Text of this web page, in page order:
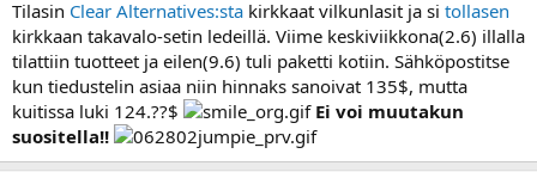
l
u
n
a
l
o
i
t
ä
v
ä
Tilasin Clear Alternatives:sta kirkkaat vilkunlasit ja si tollasen
kirkkaan takavalo-setin ledeillä. Viime keskiviikkona(2.6) illalla
tilattiin tuotteet ja eilen(9.6) tuli paketti kotiin. Sähköpostitse
kun tiedustelin asiaa niin hinnaks sanoivat 135$, mutta
kuitissa luki 124.??$
Ei voi muutakun
suositella!!